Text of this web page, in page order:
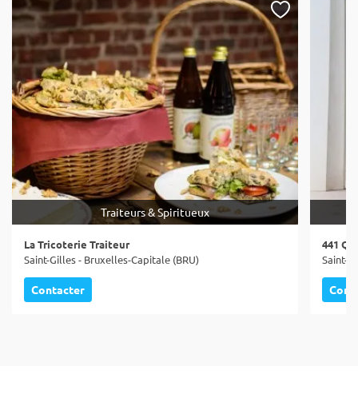
Traiteurs & Spiritueux
La Tricoterie Traiteur
Saint-Gilles - Bruxelles-Capitale (BRU)
Contacter
441
Saint-